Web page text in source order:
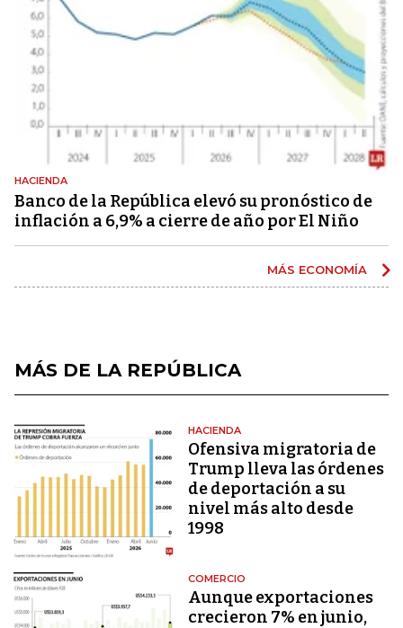
HACIENDA
Banco de la República elevó su pronóstico de
inflación a 6,9% a cierre de año por El Niño
MÁS ECONOMÍA
MÁS DE LA REPÚBLICA
HACIENDA
Ofensiva migratoria de
Trump lleva las órdenes
de deportación a su
nivel más alto desde
1998
COMERCIO
Aunque exportaciones
crecieron 7% en junio,